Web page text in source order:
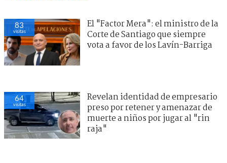
83
visitas
El "Factor Mera": el ministro de la
Corte de Santiago que siempre
vota a favor de los Lavín-Barriga
64
visitas
Revelan identidad de empresario
preso por retener y amenazar de
muerte a niños por jugar al "rin
raja"